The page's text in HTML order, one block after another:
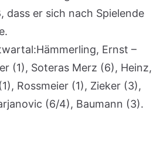
dass er sich nach Spielende
Ernst –
(1), Soteras Merz (6), Heinz,
Rossmeier (1), Zieker (3),
(6/4), Baumann (3).